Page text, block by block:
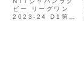
ビー リーグワン
2023-24 D1第2